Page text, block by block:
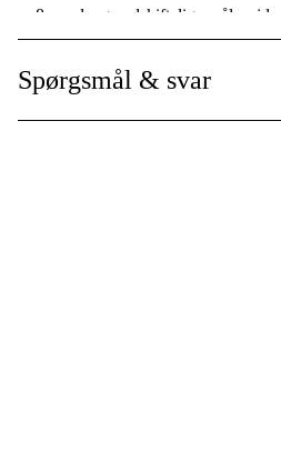
8 mm lange udskiftelige målespidser
Beskyttelseskappe med integreret
Visning af batteristatus
Spørgsmål & svar